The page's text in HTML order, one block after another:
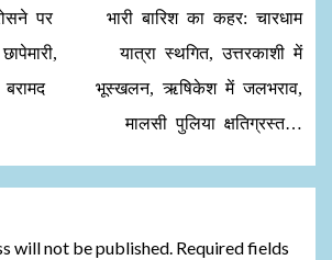
पर
भारी बारिश का कहर: चारधाम
यात्रा स्थगित, उत्तरकाशी में
भूस्खलन, ऋषिकेश में जलभराव,
मालसी पुलिया क्षतिग्रस्त…
will not be published. Required fields